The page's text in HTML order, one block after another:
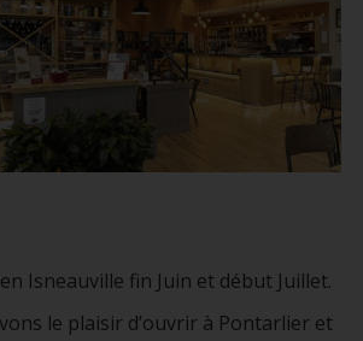
Isneauville fin Juin et début Juillet.
le plaisir d’ouvrir à Pontarlier et